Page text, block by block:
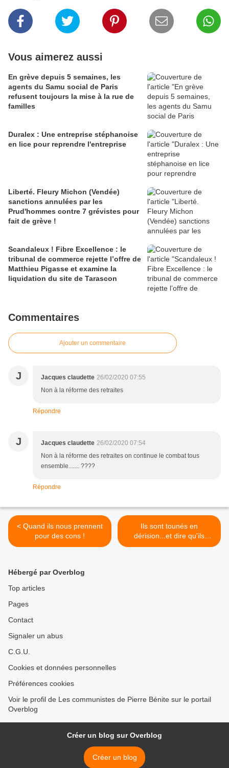
Vous aimerez aussi
En grève depuis 5 semaines, les
agents du Samu social de Paris
refusent toujours la mise à la rue de
familles
Duralex : Une entreprise stéphanoise
en lice pour reprendre l'entreprise
Liberté. Fleury Michon (Vendée)
sanctions annulées par les
Prud'hommes contre 7 grévistes pour
fait de grève !
Scandaleux ! Fibre Excellence : le
tribunal de commerce rejette l’offre de
Matthieu Pigasse et examine la
liquidation du site de Tarascon
Commentaires
Ajouter un commentaire
J Jacques claudette 26/02/2020 07:55
Non à la réforme des retraites
Répondre
J Jacques claudette 26/02/2020 07:54
Non à la réforme des retraites on continue le combat tous
ensemble....... ????
Répondre
< Quand ils nous prennent
pour des cons !
Ils sont tounés en
dérision...et dire qu'ils
veulent faire de la
Hébergé par Overblog
Top articles
Pages
Contact
Signaler un abus
C.G.U.
Cookies et données personnelles
Préférences cookies
Voir le profil de Les communistes de Pierre Bénite sur le portail
Overblog
Créer un blog sur Overblog
Créer un blog